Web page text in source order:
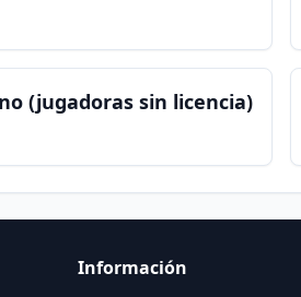
(jugadoras sin licencia)
Información